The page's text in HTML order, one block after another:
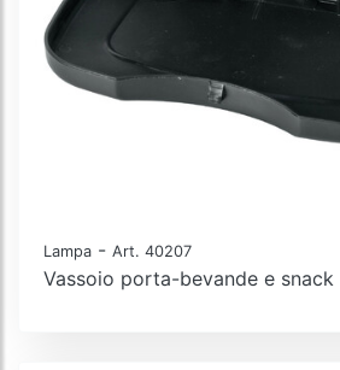
Lampa - Art. 40207
Vassoio porta-bevande e snack